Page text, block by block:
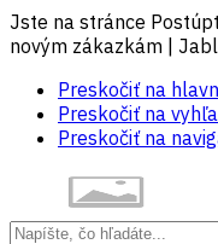
Jste na stránce
novým zákazkám |
Preskočiť na
Preskočiť na
Preskočiť na